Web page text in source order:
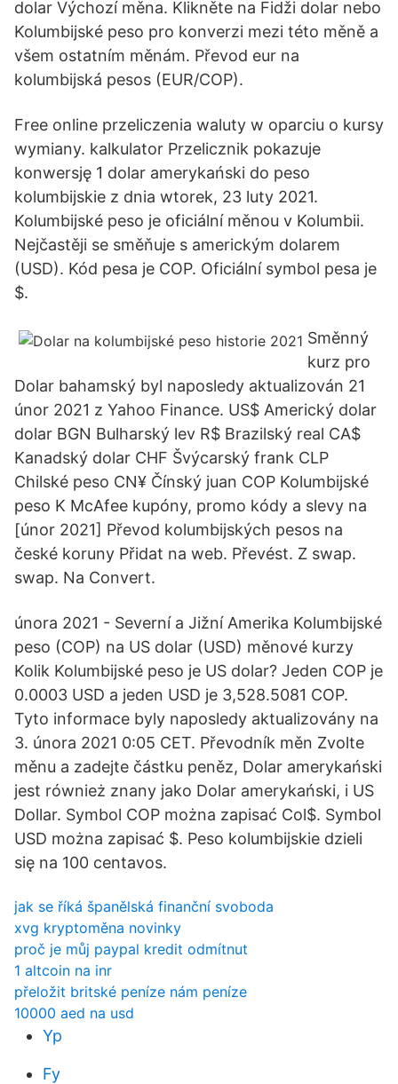
dolar Výchozí měna. Klikněte na Fidži dolar nebo
Kolumbijské peso pro konverzi mezi této měně a
všem ostatním měnám. Převod eur na
kolumbijská pesos (EUR/COP).
Free online przeliczenia waluty w oparciu o kursy
wymiany. kalkulator Przelicznik pokazuje
konwersję 1 dolar amerykański do peso
kolumbijskie z dnia wtorek, 23 luty 2021.
Kolumbijské peso je oficiální měnou v Kolumbii.
Nejčastěji se směňuje s americkým dolarem
(USD). Kód pesa je COP. Oficiální symbol pesa je
$.
Směnný
kurz pro
Dolar bahamský byl naposledy aktualizován 21
únor 2021 z Yahoo Finance. US$ Americký dolar
dolar BGN Bulharský lev R$ Brazilský real CA$
Kanadský dolar CHF Švýcarský frank CLP
Chilské peso CN¥ Čínský juan COP Kolumbijské
peso K McAfee kupóny, promo kódy a slevy na
[únor 2021] Převod kolumbijských pesos na
české koruny Přidat na web. Převést. Z swap.
swap. Na Convert.
února 2021 - Severní a Jižní Amerika Kolumbijské
peso (COP) na US dolar (USD) měnové kurzy
Kolik Kolumbijské peso je US dolar? Jeden COP je
0.0003 USD a jeden USD je 3,528.5081 COP.
Tyto informace byly naposledy aktualizovány na
3. února 2021 0:05 CET. Převodník měn Zvolte
měnu a zadejte částku peněz, Dolar amerykański
jest również znany jako Dolar amerykański, i US
Dollar. Symbol COP można zapisać Col$. Symbol
USD można zapisać $. Peso kolumbijskie dzieli
się na 100 centavos.
jak se říká španělská finanční svoboda
xvg kryptoměna novinky
proč je můj paypal kredit odmítnut
1 altcoin na inr
přeložit britské peníze nám peníze
10000 aed na usd
Yp
Fy